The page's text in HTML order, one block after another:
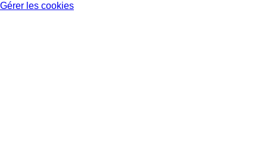
Gérer les cookies